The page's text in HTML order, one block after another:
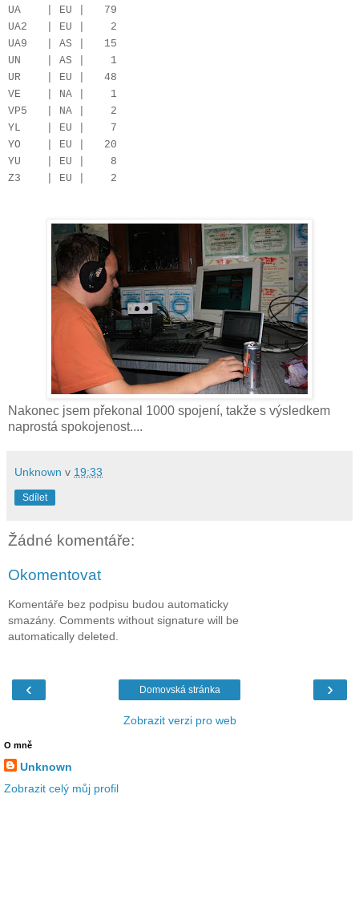
UA | EU | 79
UA2 | EU | 2
UA9 | AS | 15
UN | AS | 1
UR | EU | 48
VE | NA | 1
VP5 | NA | 2
YL | EU | 7
YO | EU | 20
YU | EU | 8
Z3 | EU | 2
Nakonec jsem překonal 1000 spojení, takže s výsledkem
naprostá spokojenost....
Unknown v 19:33
Sdílet
Žádné komentáře:
Okomentovat
Komentáře bez podpisu budou automaticky
smazány. Comments without signature will be
automatically deleted.
‹ ›
Domovská stránka
Zobrazit verzi pro web
O mně
Unknown
Zobrazit celý můj profil